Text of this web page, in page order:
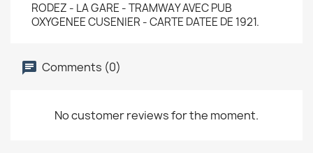
RODEZ - LA GARE - TRAMWAY AVEC PUB
OXYGENEE CUSENIER - CARTE DATEE DE 1921.
Comments (0)
No customer reviews for the moment.